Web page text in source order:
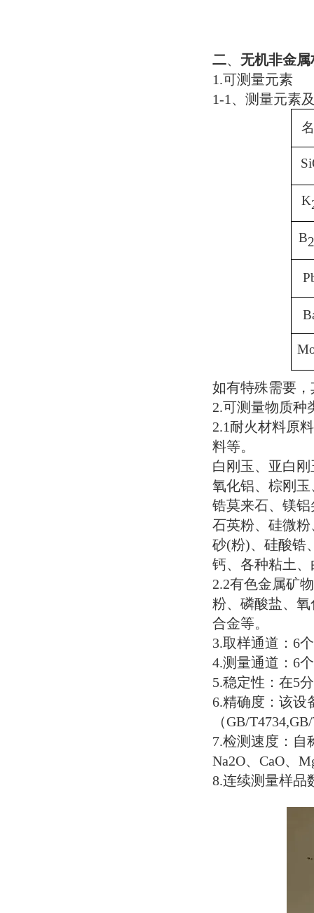
二、 无机非金
1.可测量元素
1-1 、测量元素
K
B2
如有特殊需要
2.可测量物质种
2.1耐火材料原
料等。
白刚玉、亚白
氧化铝、棕刚
锆莫来石、镁
石英粉、硅微
砂(粉)、硅酸锆
钙、各种粘土
2.2有色金属矿
粉、磷酸盐、
合金等。
3.取样通道： 6个
4.测量通道： 6个
5.稳定性：在5
6.精确度：该设
（GB/
7.检测速度：自
Na2O、 CaO、
8.连续测量样品